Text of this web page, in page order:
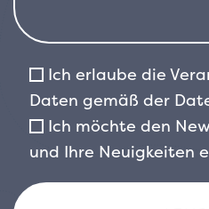
Ich erlaube die
Daten gemäß der
Ich möchte den
und Ihre Neuigkeiten